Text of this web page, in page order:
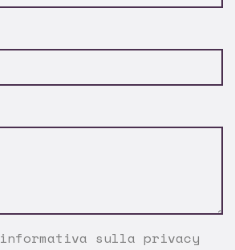
informativa sulla privacy